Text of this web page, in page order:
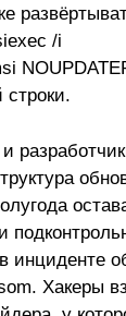
/i
инциденте
Хакеры